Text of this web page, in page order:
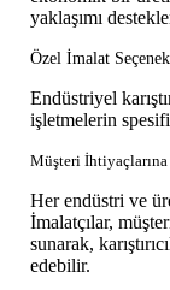
yaklaşımı
Özel İmalat
Endüstriyel
işletmelerin
Müşteri İhtiyaçlarına
Her endüstri ve
İmalatçılar,
sunarak,
edebilir.